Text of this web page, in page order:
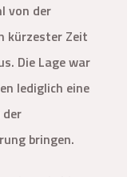
von der
kürzester Zeit
Die Lage war
lediglich eine
bringen.